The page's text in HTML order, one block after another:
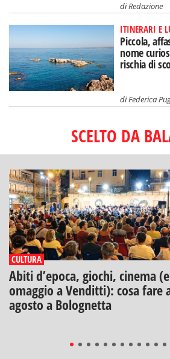
diRedazione
ITINERARI E
Piccola,
nome
rischia di
diFederica
SCELTO DA
CULTURA
Abiti d’epoca, giochi, cinema
omaggio a Venditti): cosa fare
agosto a Bolognetta